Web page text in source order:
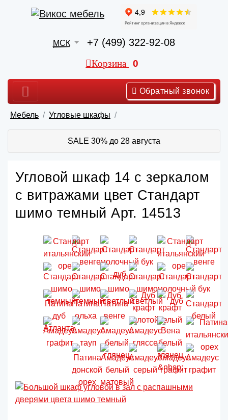
МСК +7 (499) 322-92-08
Корзина 0
Обратный звонок
Мебель Угловые шкафы
SALE 30% до 28 августа
Угловой шкаф 14 с зеркалом
с витражами цвет Стандарт
шимо темный Арт. 14513